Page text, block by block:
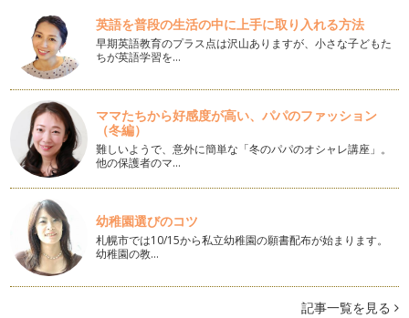
できましたか？ 暑さや日差しも…
お歌の取り入れ方
これまでにもお話ししたように、赤ちゃんのスキンケアを無理
なく習慣にするには、親子で楽しむこ…
赤ちゃんとの受診のポイント
日焼け・あせも・虫さされなど、夏は肌トラブルが増える季
節。赤ちゃんが生まれて、初めて皮膚科…
ベビースキンケアで、心も体もリラックス
毎日のスキンケア習慣は、ケアそのものの効果以外にもとって
も大切な役割があります。 …
夏の保湿ケア
じめじめ・ベタベタ、湿気や汗が気になるこの季節。今までし
英語を普段の生活の中に上手に取り入れる方法
早期英語教育のプラス点は沢山ありますが、小さな子どもた
ちが英語学習を…
ママたちから好感度が高い、パパのファッション
（冬編）
難しいようで、意外に簡単な「冬のパパのオシャレ講座」。
他の保護者のマ…
幼稚園選びのコツ
札幌市では10/15から私立幼稚園の願書配布が始まります。
幼稚園の教…
記事一覧を見る